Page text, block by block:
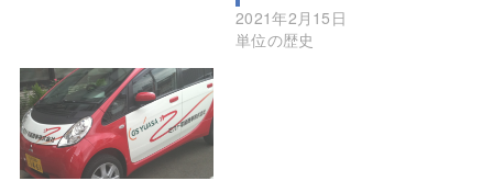
2021年2月15日
単位の歴史